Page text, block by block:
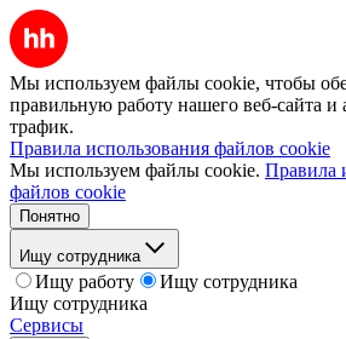
Мы используем файлы cookie, чтобы
правильную работу нашего веб-сайта и
трафик.
Правила использования файлов cookie
Мы используем файлы cookie. Правила
файлов cookie
Понятно
Ищу сотрудника
Ищу работу
Ищу сотрудника
Ищу сотрудника
Сервисы